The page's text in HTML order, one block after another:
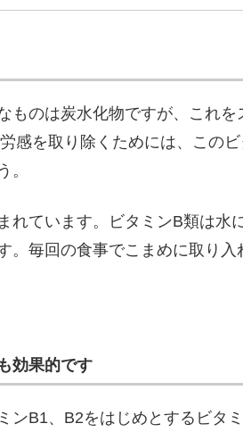
ものは炭水化物ですが、これ
感を取り除くためには、この
。
れています。ビタミンB類は水
毎回の食事でこまめに取り入
効果的です
ンB1、B2をはじめとするビタ